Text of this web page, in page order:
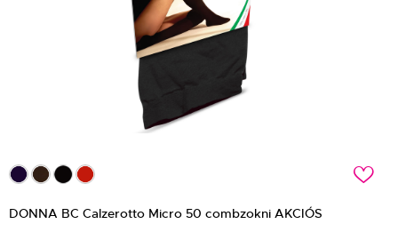
c
DONNA BC Calzerotto Micro 50 combzokni AKCIÓS